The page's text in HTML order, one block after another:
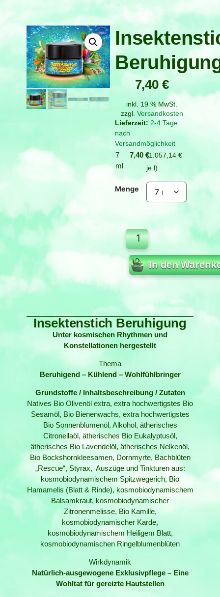
7,40 €
inkl. 19 % MwSt.
zzgl. Versandkosten
2-4 Tage
nach
Versandmöglichkeit
7
ml
7,40 €1.057,14 €
je l
Menge
In den
Insektenstich Beruhigung
Unter kosmischen Rhythmen und
Konstellationen hergestellt
Thema
Beruhigend – Kühlend – Wohlfühlbringer
Grundstoffe / Inhaltsbeschreibung / Zutaten
Natives Bio Olivenöl extra, extra hochwertigstes Bio
Sesamöl, Bio Bienenwachs, extra hochwertigstes
Bio Sonnenblumenöl, Alkohol, ätherisches
Citronellaöl, ätherisches Bio Eukalyptusöl,
ätherisches Bio Lavendelöl, ätherisches Nelkenöl,
Bio Bockshornkleesamen, Dornmyrte, Bachblüten
„Rescue“, Styrax, Auszüge und Tinkturen aus:
kosmobiodynamischem Spitzwegerich, Bio
Hamamelis (Blatt & Rinde), kosmobiodynamischem
Balsamkraut, kosmobiodynamischer
Zitronenmelisse, Bio Kamille,
kosmobiodynamischer Karde,
kosmobiodynamischem Heiligem Blatt,
kosmobiodynamischen Ringelblumenblüten
Wirkdynamik
Natürlich-ausgewogene Exklusivpflege – Eine
Wohltat für gereizte Hautstellen